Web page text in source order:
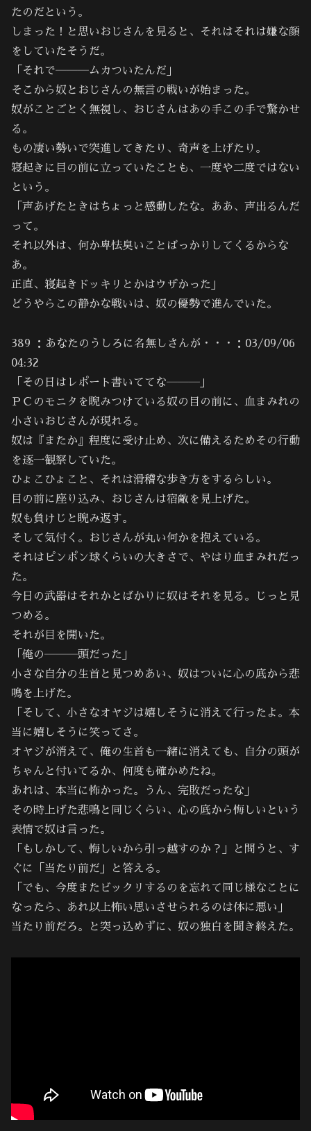
たのだという。
しまった！と思いおじさんを見ると、それはそれは嫌な顔
をしていたそうだ。
「それで―――ムカついたんだ」
そこから奴とおじさんの無言の戦いが始まった。
奴がことごとく無視し、おじさんはあの手この手で驚かせ
る。
もの凄い勢いで突進してきたり、奇声を上げたり。
寝起きに目の前に立っていたことも、一度や二度ではない
という。
「声あげたときはちょっと感動したな。ああ、声出るんだ
って。
それ以外は、何か卑怯臭いことばっかりしてくるからな
あ。
正直、寝起きドッキリとかはウザかった」
どうやらこの静かな戦いは、奴の優勢で進んでいた。
389 ：あなたのうしろに名無しさんが・・・：03/09/06
04:32
「その日はレポート書いててな―――」
ＰＣのモニタを睨みつけている奴の目の前に、血まみれの
小さいおじさんが現れる。
奴は『またか』程度に受け止め、次に備えるためその行動
を逐一観察していた。
ひょこひょこと、それは滑稽な歩き方をするらしい。
目の前に座り込み、おじさんは宿敵を見上げた。
奴も負けじと睨み返す。
そして気付く。おじさんが丸い何かを抱えている。
それはピンポン球くらいの大きさで、やはり血まみれだっ
た。
今日の武器はそれかとばかりに奴はそれを見る。じっと見
つめる。
それが目を開いた。
「俺の―――頭だった」
小さな自分の生首と見つめあい、奴はついに心の底から悲
鳴を上げた。
「そして、小さなオヤジは嬉しそうに消えて行ったよ。本
当に嬉しそうに笑ってさ。
オヤジが消えて、俺の生首も一緒に消えても、自分の頭が
ちゃんと付いてるか、何度も確かめたね。
あれは、本当に怖かった。うん、完敗だったな」
その時上げた悲鳴と同じくらい、心の底から悔しいという
表情で奴は言った。
「もしかして、悔しいから引っ越すのか？」と問うと、す
ぐに「当たり前だ」と答える。
「でも、今度またビックリするのを忘れて同じ様なことに
なったら、あれ以上怖い思いさせられるのは体に悪い」
当たり前だろ。と突っ込めずに、奴の独白を聞き終えた。